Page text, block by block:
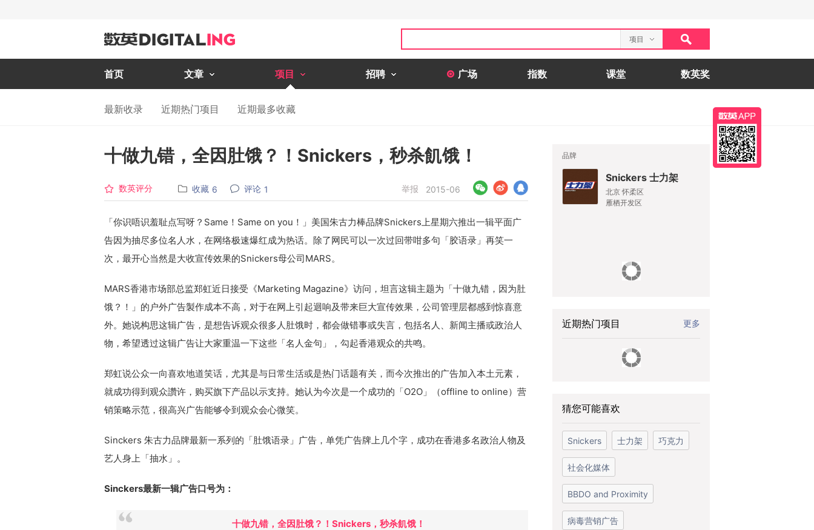
项目
首页 文章 项目 招聘 广场 指数 课堂 数英奖
最新收录 近期热门项目 近期最多收藏
十做九错，全因肚饿？！Snickers，秒杀飢饿！
数英评分 收藏 6 评论 1 举报 2015-06
「你识唔识羞耻点写呀？Same！Same on you！」美国朱古力棒品牌Snickers上星期六推出一辑平面广
告因为抽尽多位名人水，在网络极速爆红成为热话。除了网民可以一次过回带咁多句「胶语录」再笑一
次，最开心当然是大收宣传效果的Snickers母公司MARS。
MARS香港市场部总监郑虹近日接受《Marketing Magazine》访问，坦言这辑主题为「十做九错，因为肚
饿？！」的户外广告製作成本不高，对于在网上引起迴响及带来巨大宣传效果，公司管理层都感到惊喜意
外。她说构思这辑广告，是想告诉观众很多人肚饿时，都会做错事或失言，包括名人、新闻主播或政治人
物，希望透过这辑广告让大家重温一下这些「名人金句」，勾起香港观众的共鸣。
郑虹说公众一向喜欢地道笑话，尤其是与日常生活或是热门话题有关，而今次推出的广告加入本土元素，
就成功得到观众讚许，购买旗下产品以示支持。她认为今次是一个成功的「O2O」（offline to online）营
销策略示范，很高兴广告能够令到观众会心微笑。
Sinckers 朱古力品牌最新一系列的「肚饿语录」广告，单凭广告牌上几个字，成功在香港多名政治人物及
艺人身上「­抽水」。
Sinckers最新一辑广告口号为：
十做九错，全因肚饿？！Snickers，秒杀飢饿！
品牌
Snickers 士力架
北京 怀柔区
雁栖开发区
近期热门项目 更多
猜您可能喜欢
Snickers 士力架 巧克力
社会化媒体
BBDO and Proximity
病毒营销广告